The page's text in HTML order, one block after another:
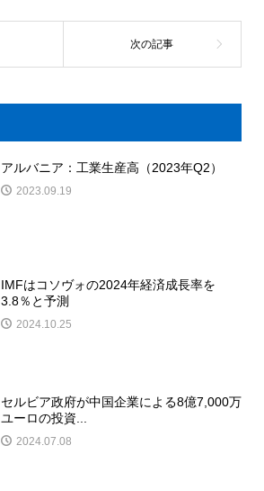
アルバニア：工業生産高（2023年Q2）
2023.09.19
IMFはコソヴォの2024年経済成長率を
3.8％と予測
2024.10.25
セルビア政府が中国企業による8億7,000万
ユーロの投資...
2024.07.08